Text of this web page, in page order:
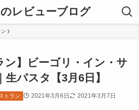
レビューブログ
ン】ビーゴリ・イン・サ
パスタ【3月6日】
トラン 2021年3月6日 2021年3月7日